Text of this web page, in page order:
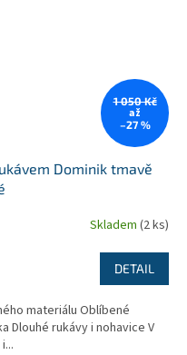
1 050 Kč
až
–27 %
Dominik tmavě
Skladem (2 ks)
DETAIL
materiálu Oblíbené
rukávy i nohavice V